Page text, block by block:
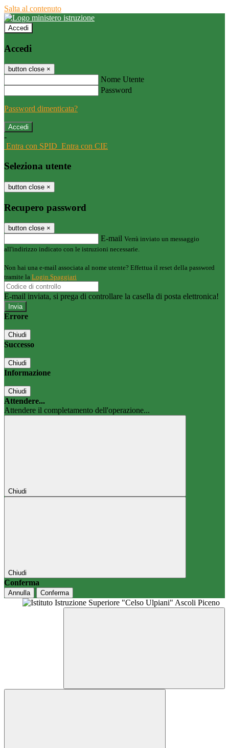
Salta al contenuto
Accedi
Accedi
button close ×
Nome Utente
Password
Password dimenticata?
-
Entra con SPID Entra con CIE
Seleziona utente
button close ×
Recupero password
button close ×
E-mail Verrà inviato un messaggio
all'indirizzo indicato con le istruzioni necessarie.
Non hai una e-mail associata al nome utente? Effettua il reset della password
tramite la Login Spaggiari
E-mail inviata, si prega di controllare la casella di posta elettronica!
Errore
Chiudi
Successo
Chiudi
Informazione
Chiudi
Attendere...
Attendere il completamento dell'operazione...
Chiudi
Chiudi
Conferma
Annulla Conferma